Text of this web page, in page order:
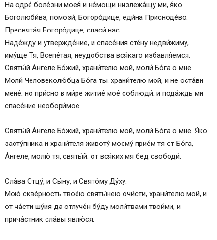
На одре́ боле́зни моея́ и не́мощи низлежа́щу ми, я́ко
Боголюби́ва, помози́, Богоро́дице, еди́на Присноде́во.
Пресвята́я Богоро́дице, спаси́ нас.
Наде́жду и утвержде́ние, и спасе́ния сте́ну недви́жиму,
иму́ще Тя, Всепе́тая, неудо́бства вся́каго избавля́емся.
Святы́й А́нгеле Бо́жий, храни́телю мой, моли́ Бо́га о мне.
Моли́ Человеколю́бца Бо́га ты, храни́телю мой, и не оста́ви
мене́, но при́сно в ми́ре житие́ мое́ соблюди́, и пода́ждь ми
спасе́ние необори́мое.
Святы́й А́нгеле Бо́жий, храни́телю мой, моли́ Бо́га о мне. Я́ко
засту́пника и храни́теля животу́ моему́ прие́м тя от Бо́га,
А́нгеле, молю́ тя, святы́й: от вся́ких мя бед свободи́.
Сла́ва Отцу́, и Сы́ну, и Свято́му Ду́ху.
Мою́ скве́рность твое́ю святы́нею очи́сти, храни́телю мой, и
от ча́сти шу́ия да отлуче́н бу́ду моли́твами твои́ми, и
прича́стник сла́вы явлю́ся.